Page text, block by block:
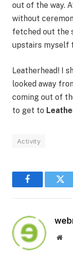
out of the way.
without
fetched out the
upstairs myself
Leatherhead! I
looked away
coming out of
to get to
Activity
Facebook